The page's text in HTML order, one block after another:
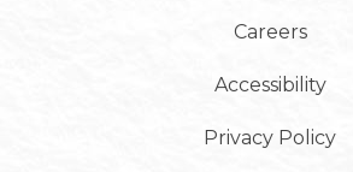
Careers
Accessibility
Privacy Policy